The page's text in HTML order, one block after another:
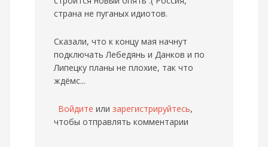
страна не пуганых идиотов.
Сказали, что к концу мая начнут
подключать Лебедянь и Данков и по
Липецку планы не плохие, так что
ждёмс...
Войдите или зарегистрируйтесь,
чтобы отправлять комментарии